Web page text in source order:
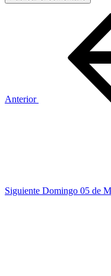
Anterior
Siguiente Domingo 05 de